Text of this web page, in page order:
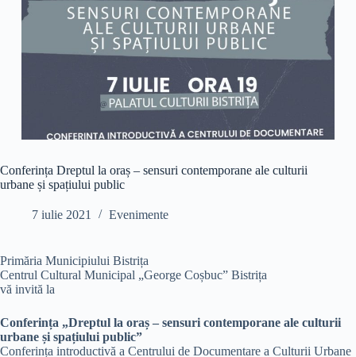
Conferința Dreptul la oraș – sensuri contemporane ale culturii
urbane și spațiului public
7 iulie 2021 Evenimente
Primăria Municipiului Bistrița
Centrul Cultural Municipal „George Coșbuc” Bistrița
vă invită la
Conferința „Dreptul la oraș – sensuri contemporane ale culturii
urbane și spațiului public”
Conferința introductivă a Centrului de Documentare a Culturii Urbane